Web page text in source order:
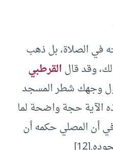
في الصلاة، بل ذهب
وقد قالالقرطبي
وجهك شطر المسجد
144] في هذه الآية حجة واضحة لما
أن المصلي حكمه أن